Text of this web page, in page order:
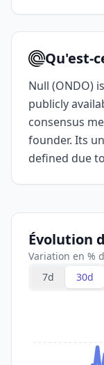
Qu'est-
Null (ONDO)
publicly
consensus
founder. Its
defined due
Évolution
Variation en %
7d
30d